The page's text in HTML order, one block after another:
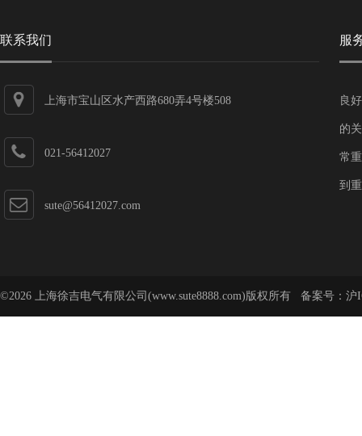
联系我们
上海市宝山区水产西路680弄4号楼508
021-56412027
sute@56412027.com
服
良
的
常
到
©2026 上海徐吉电气有限公司(www.sute8888.com)版权所有 备案号： 沪